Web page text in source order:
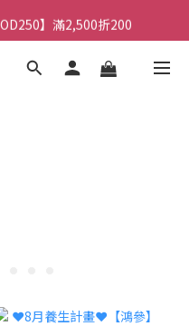
】滿1,900折100
】滿2,500折200
】滿1,900折100